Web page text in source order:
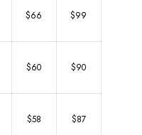
$66 $99
$60 $90
$58 $87